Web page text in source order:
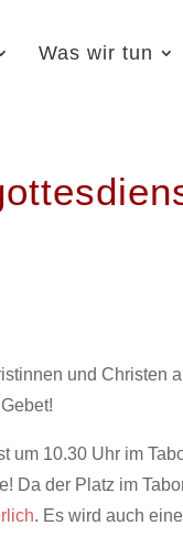
Was wir tun
und Christen
um 10.30 Uhr im
Da der Platz im
. Es wird auch